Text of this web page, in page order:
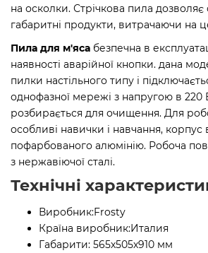
на осколки. Стрічкова пила
габаритні продукти, витрачаючи на
Пила для м'яса безпечна в
наявності аварійної кнопки. дана
пилки настільного типу і
однофазної мережі з напругою в 220
розбирається для очищення. Для
особливі навички і навчання,
пофарбованого алюмінію. Робоча
з нержавіючої сталі.
Технічні
Виробник:Frosty
Країна виробник:Италия
Габарити: 565х505х910 мм